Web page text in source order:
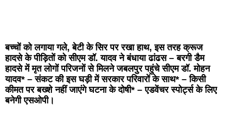
बच्चों को लगाया गले, बेटी के सिर पर रखा हाथ, इस तरह क्रूज
हादसे के पीड़ितों को सीएम डॉ. यादव ने बंधाया ढांढस – बरगी डैम
हादसे में मृत लोगों परिजनों से मिलने जबलपुर पहुंचे सीएम डॉ. मोहन
यादव* – संकट की इस घड़ी में सरकार परिवारों के साथ* – किसी
कीमत पर बख्शे नहीं जाएंगे घटना के दोषी* – एडवेंचर स्पोर्ट्स के लिए
बनेगी एसओपी।